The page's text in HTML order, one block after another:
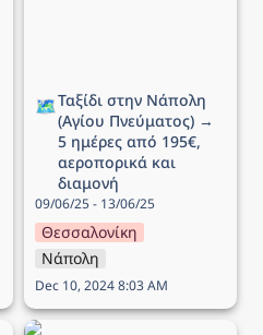
🗺️Ταξίδι στην Νάπολη
(Αγίου Πνεύματος) →
5 ημέρες από 195€,
αεροπορικά και
διαμονή
09/06/25 - 13/06/25
Θεσσαλονίκη
Νάπολη
Dec 10, 2024 8:03 AM